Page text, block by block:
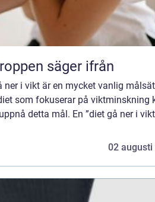
borås när kroppen säger ifrån
ner i vikt är en mycket vanlig
som fokuserar på viktminskning
detta mål. En ”diet gå ner i
02 augusti